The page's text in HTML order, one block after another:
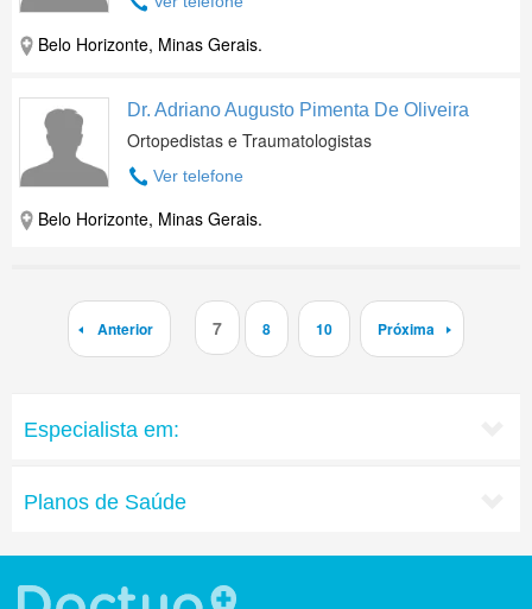
Belo Horizonte, Minas Gerais.
Dr. Adriano Augusto Pimenta De Oliveira
Ortopedistas e Traumatologistas
Ver telefone
Belo Horizonte, Minas Gerais.
Anterior 7 8 10 Próxima
Especialista em:
Planos de Saúde